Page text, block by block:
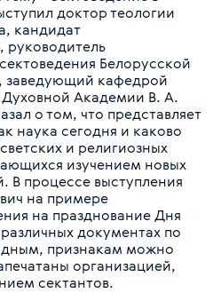
доктор теологии
кандидат
руководитель
Белорусской
заведующий кафедрой
Академии В. А.
о том, что представляет
наука сегодня и каково
и религиозных
изучением новых
В процессе выступления
на примере
на празднование Дня
документах по
признакам можно
организацией,
сектантов.